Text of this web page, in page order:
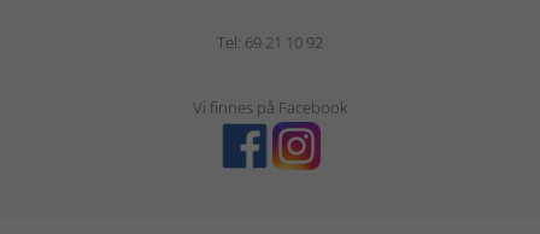
Tel: 69 21 10 92
Vi finnes på Facebook